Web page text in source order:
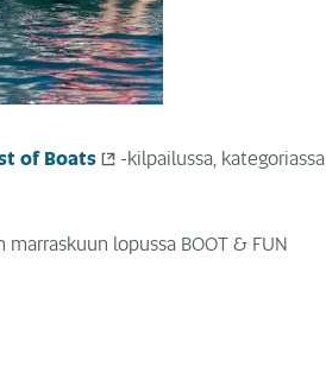
of Boats
-kilpailussa, kategoriassa
lopussa BOOT & FUN